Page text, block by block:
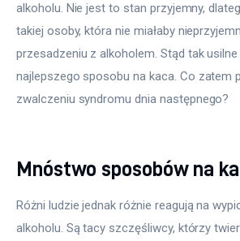
alkoholu. Nie jest to stan przyjemny,
takiej osoby, która nie miałaby
przesadzeniu z alkoholem. Stąd tak
najlepszego sposobu na kaca. Co zatem
zwalczeniu syndromu dnia następnego?
Mnóstwo sposobów na
Różni ludzie jednak różnie reagują na
alkoholu. Są tacy szczęśliwcy, którzy